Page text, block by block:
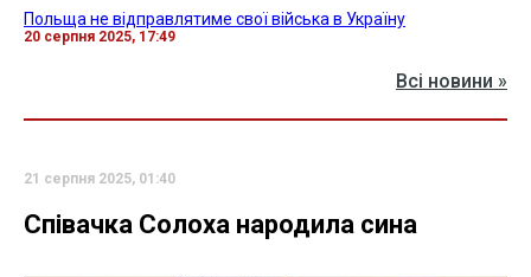
Польща не відправлятиме свої війська в Україну
20 серпня 2025, 17:49
Всі новини »
21 серпня 2025, 01:40
Співачка Солоха народила сина